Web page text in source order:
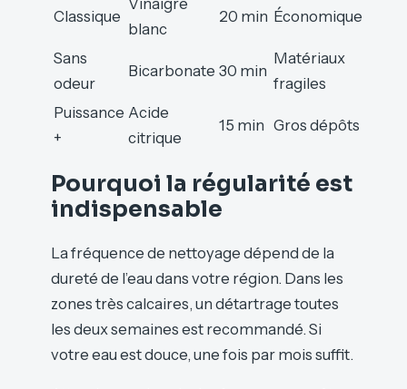
Classique
blanc
20 min Économique
Sans
odeur
Bicarbonate 30 min
Matériaux
fragiles
Puissance
+
Acide
citrique
15 min Gros dépôts
Pourquoi la régularité est
indispensable
La fréquence de nettoyage dépend de la
dureté de l’eau dans votre région. Dans les
zones très calcaires, un détartrage toutes
les deux semaines est recommandé. Si
votre eau est douce, une fois par mois suffit.